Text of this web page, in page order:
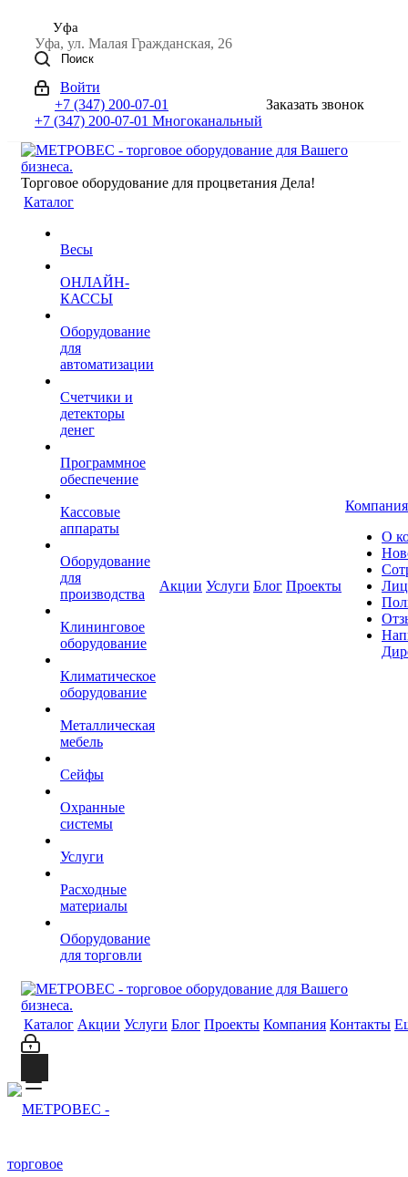
Уфа
Уфа, ул. Малая Гражданская, 26
Поиск
Войти
+7 (347) 200-07-01
+7 (347) 200-07-01 Многоканальный
Заказать звонок
Торговое оборудование для процветания Дела!
Каталог
Весы
ОНЛАЙН-
КАССЫ
Оборудование
для
автоматизации
Счетчики и
детекторы
денег
Программное
обеспечение
Кассовые
аппараты
Оборудование
для
производства
Клининговое
оборудование
Климатическое
оборудование
Металлическая
мебель
Сейфы
Охранные
системы
Услуги
Расходные
материалы
Оборудование
для торговли
Акции Услуги Блог Проекты
Компания
О
Каталог Акции Услуги Блог Проекты Компания Контакты